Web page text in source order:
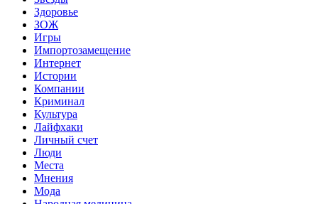
Здоровье
ЗОЖ
Игры
Импортозамещение
Интернет
Истории
Компании
Криминал
Культура
Лайфхаки
Личный счет
Люди
Места
Мнения
Мода